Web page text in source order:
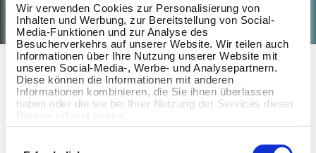
Wir verwenden Cookies zur Personalisierung von
Inhalten und Werbung, zur Bereitstellung von Social-
Media-Funktionen und zur Analyse des
Besucherverkehrs auf unserer Website. Wir teilen auch
Informationen über Ihre Nutzung unserer Website mit
unseren Social-Media-, Werbe- und Analysepartnern.
Diese können die Informationen mit anderen
Informationen kombinieren, die Sie ihnen überlassen
haben oder die sie bei Ihrer Nutzung der Services dieser
Partner erfasst haben.
Step by Step Guide